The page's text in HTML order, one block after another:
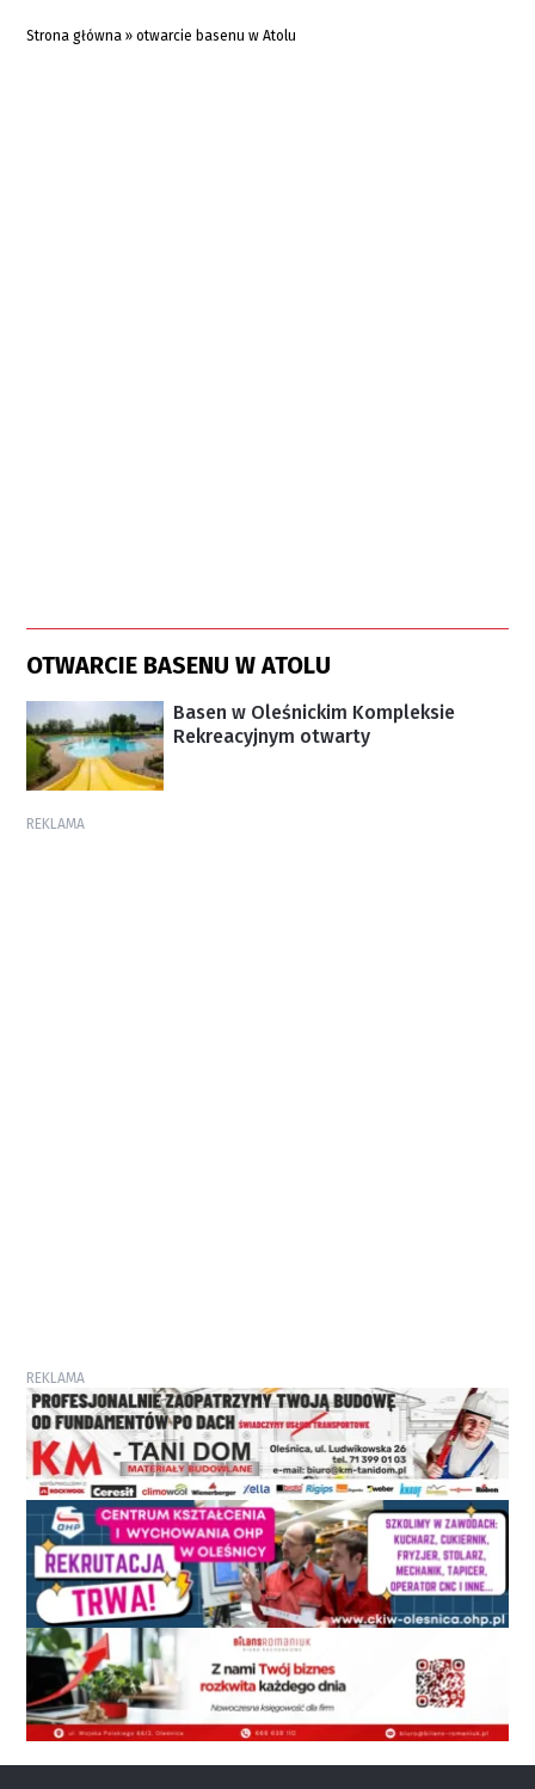
Strona główna »otwarcie basenu w Atolu
OTWARCIE BASENU W ATOLU
Basen w Oleśnickim Kompleksie
Rekreacyjnym otwarty
REKLAMA
REKLAMA